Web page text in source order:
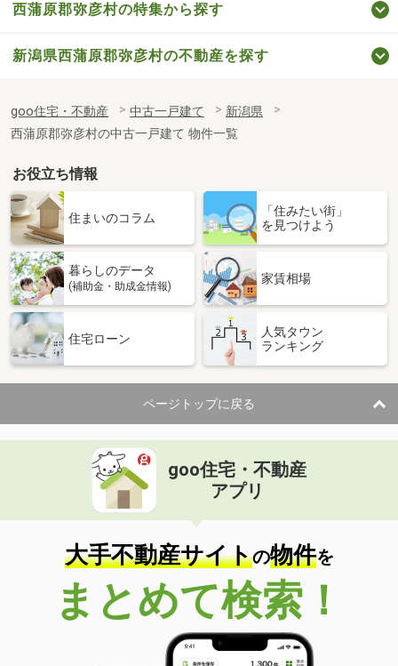
西蒲原郡弥彦村の特集から探す
新潟県西蒲原郡弥彦村の不動産を探す
goo住宅・不動産 中古一戸建て
新潟県
西蒲原郡弥彦村の中古一戸建て 物件一覧
お役立ち情報
住まいのコラム
「住みたい街」
を見つけよう
暮らしのデータ
(補助金・助成金情報)
家賃相場
住宅ローン
人気タウン
ランキング
ページトップに戻る
goo住宅・不動産
アプリ
大手不動産サイトの物件を
まとめて検索！